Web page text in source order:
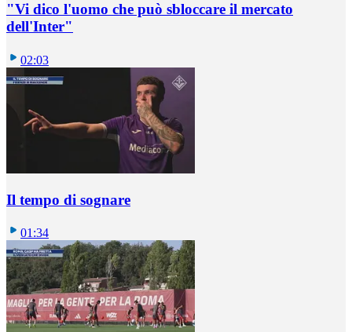
"Vi dico l'uomo che può sbloccare il mercato
dell'Inter"
02:03
Il tempo di sognare
01:34